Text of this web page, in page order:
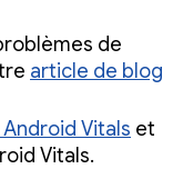
de
article de blog
Vitals et
Vitals.